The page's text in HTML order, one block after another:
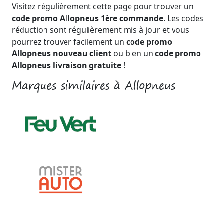
Visitez régulièrement cette page pour trouver un
code promo Allopneus 1ère commande. Les codes
réduction sont régulièrement mis à jour et vous
pourrez trouver facilement un code promo
Allopneus nouveau client ou bien un code promo
Allopneus livraison gratuite !
Marques similaires à Allopneus